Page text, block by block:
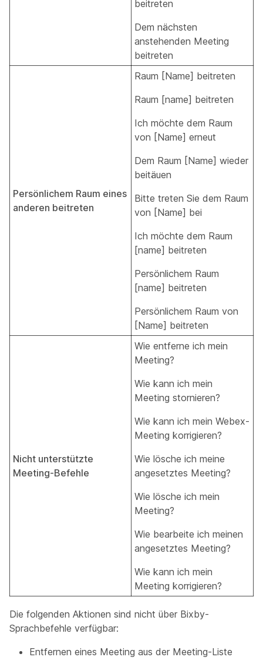
beitreten
Dem nächsten
anstehenden Meeting
beitreten
Persönlichem Raum eines
anderen beitreten
Raum [Name] beitreten
Raum [name] beitreten
Ich möchte dem Raum
von [Name] erneut
Dem Raum [Name] wieder
beitäuen
Bitte treten Sie dem Raum
von [Name] bei
Ich möchte dem Raum
[name] beitreten
Persönlichem Raum
[name] beitreten
Persönlichem Raum von
[Name] beitreten
Nicht unterstützte
Meeting-Befehle
Wie entferne ich mein
Meeting?
Wie kann ich mein
Meeting stornieren?
Wie kann ich mein Webex-
Meeting korrigieren?
Wie lösche ich meine
angesetztes Meeting?
Wie lösche ich mein
Meeting?
Wie bearbeite ich meinen
angesetztes Meeting?
Wie kann ich mein
Meeting korrigieren?
Die folgenden Aktionen sind nicht über Bixby-
Sprachbefehle verfügbar:
Entfernen eines Meeting aus der Meeting-Liste